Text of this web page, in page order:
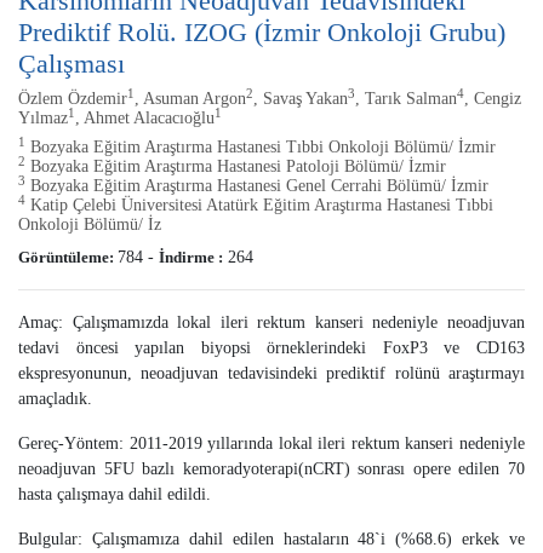
Prediktif Rolü. IZOG (İzmir Onkoloji Grubu)
Çalışması
Özlem Özdemir1 , Asuman Argon2 , Savaş Yakan3 , Tarık Salman4
, Cengiz
Yılmaz1 , Ahmet Alacacıoğlu1
1 Bozyaka Eğitim Araştırma Hastanesi Tıbbi Onkoloji Bölümü/ İzmir
2 Bozyaka Eğitim Araştırma Hastanesi Patoloji Bölümü/ İzmir
3 Bozyaka Eğitim Araştırma Hastanesi Genel Cerrahi Bölümü/ İzmir
4 Katip Çelebi Üniversitesi Atatürk Eğitim Araştırma Hastanesi Tıbbi
Onkoloji Bölümü/ İz
Görüntüleme: 784 - İndirme : 264
Amaç: Çalışmamızda lokal ileri rektum kanseri nedeniyle neoadjuvan
tedavi öncesi yapılan biyopsi örneklerindeki FoxP3 ve CD163
ekspresyonunun, neoadjuvan tedavisindeki prediktif rolünü araştırmayı
amaçladık.
Gereç-Yöntem: 2011-2019 yıllarında lokal ileri rektum kanseri nedeniyle
neoadjuvan 5FU bazlı kemoradyoterapi(nCRT) sonrası opere edilen 70
hasta çalışmaya dahil edildi.
Bulgular: Çalışmamıza dahil edilen hastaların 48`i (%68.6) erkek ve